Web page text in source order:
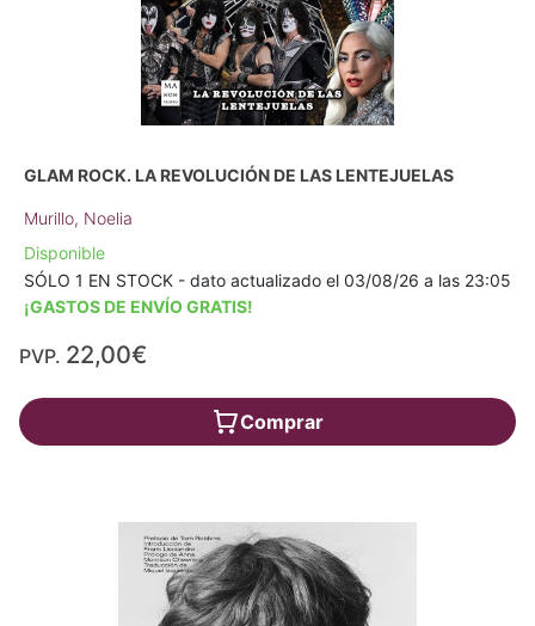
GLAM ROCK. LA REVOLUCIÓN DE LAS LENTEJUELAS
Murillo, Noelia
Disponible
SÓLO 1 EN STOCK - dato actualizado el 03/08/26 a las 23:05
¡GASTOS DE ENVÍO GRATIS!
PVP. 22,00€
Comprar